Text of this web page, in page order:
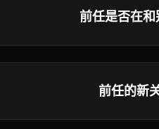
前任是否在和
前任的新